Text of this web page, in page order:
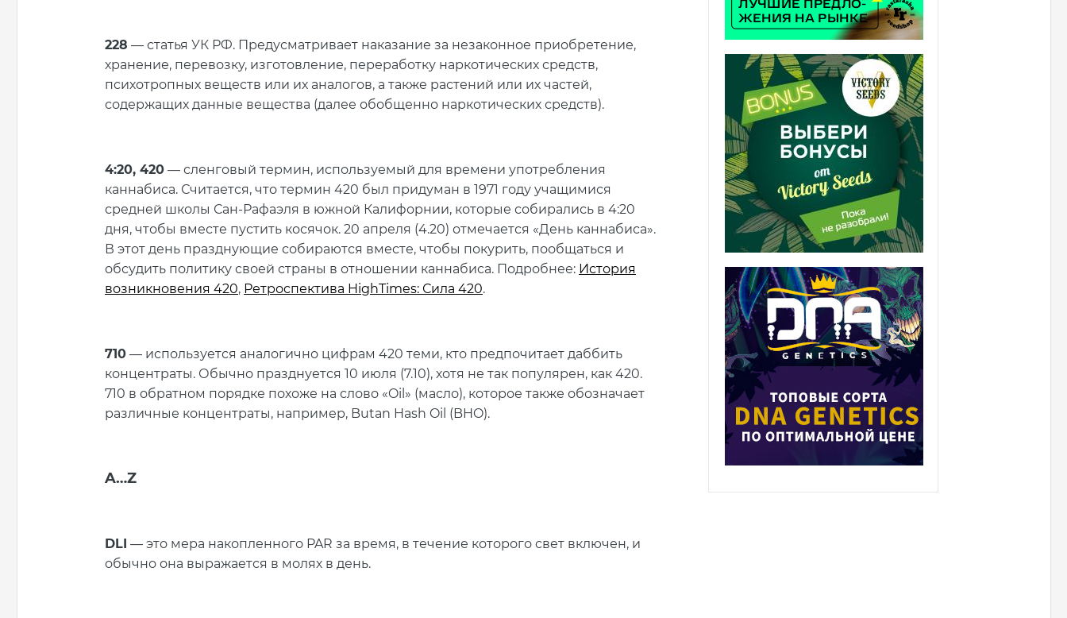
228 — статья УК РФ. Предусматривает наказание за незаконное приобретение,
хранение, перевозку, изготовление, переработку наркотических средств,
психотропных веществ или их аналогов, а также растений или их частей,
содержащих данные вещества (далее обобщенно наркотических средств).
4:20, 420 — сленговый термин, используемый для времени употребления
каннабиса. Считается, что термин 420 был придуман в 1971 году учащимися
средней школы Сан-Рафаэля в южной Калифорнии, которые собирались в 4:20
дня, чтобы вместе пустить косячок. 20 апреля (4.20) отмечается «День каннабиса».
В этот день празднующие собираются вместе, чтобы покурить, пообщаться и
обсудить политику своей страны в отношении каннабиса. Подробнее: История
возникновения 420, Ретроспектива HighTimes: Сила 420.
710 — используется аналогично цифрам 420 теми, кто предпочитает даббить
концентраты. Обычно празднуется 10 июля (7.10), хотя не так популярен, как 420.
710 в обратном порядке похоже на слово «Oil» (масло), которое также обозначает
различные концентраты, например, Butan Hash Oil (BHO).
A…Z
DLI — это мера накопленного PAR за время, в течение которого свет включен, и
обычно она выражается в молях в день.